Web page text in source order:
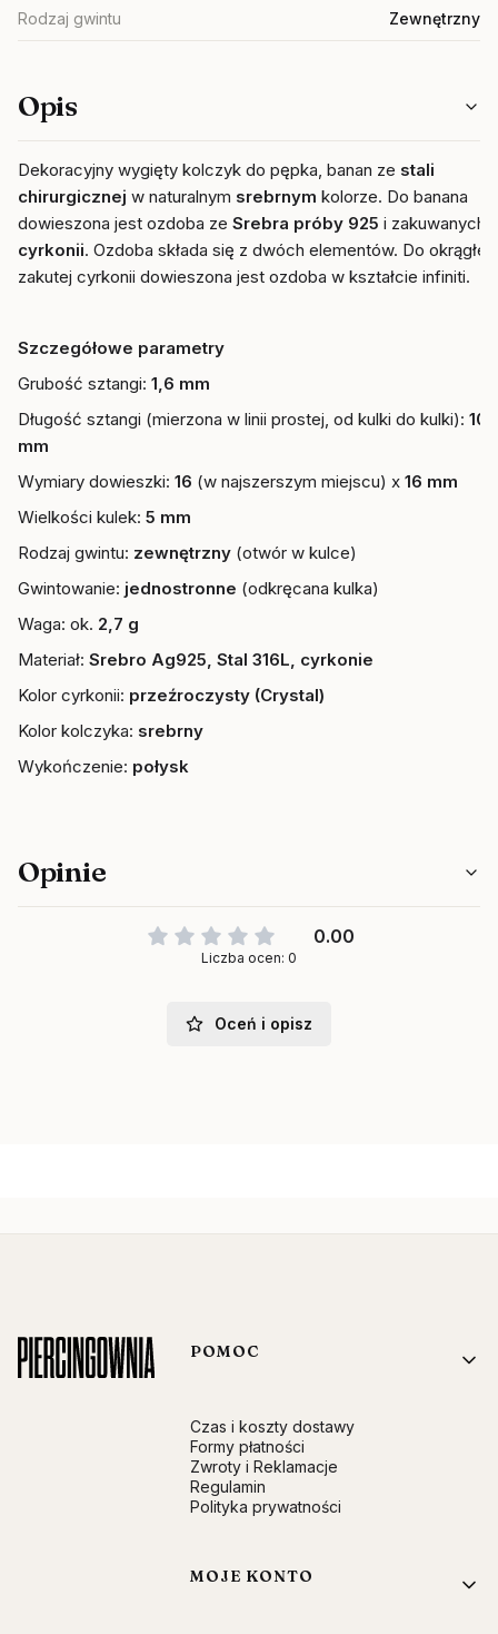
Rodzaj gwintu Zewnętrzny
Opis
Dekoracyjny wygięty kolczyk do pępka, banan ze stali
chirurgicznej w naturalnym srebrnym kolorze. Do banana
dowieszona jest ozdoba ze Srebra próby 925 i zakuwanych
cyrkonii. Ozdoba składa się z dwóch elementów. Do okrągłej
zakutej cyrkonii dowieszona jest ozdoba w kształcie infiniti.
Szczegółowe parametry
Grubość sztangi: 1,6 mm
Długość sztangi (mierzona w linii prostej, od kulki do kulki): 10
mm
Wymiary dowieszki: 16 (w najszerszym miejscu) x 16 mm
Wielkości kulek: 5 mm
Rodzaj gwintu: zewnętrzny (otwór w kulce)
Gwintowanie: jednostronne (odkręcana kulka)
Waga: ok. 2,7 g
Materiał: Srebro Ag925, Stal 316L, cyrkonie
Kolor cyrkonii: przeźroczysty (Crystal)
Kolor kolczyka: srebrny
Wykończenie: połysk
Opinie
0.00
Liczba ocen: 0
Oceń i opisz
Linki w stopce
POMOC
Czas i koszty dostawy
Formy płatności
Zwroty i Reklamacje
Regulamin
Polityka prywatności
MOJE KONTO